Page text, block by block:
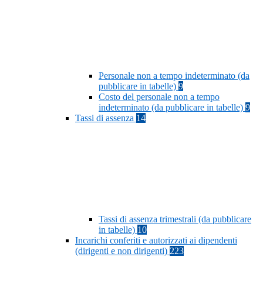
Personale non a tempo indeterminato (da
pubblicare in tabelle) 9
Costo del personale non a tempo
indeterminato (da pubblicare in tabelle) 9
Tassi di assenza 14
Tassi di assenza trimestrali (da pubblicare
in tabelle) 10
Incarichi conferiti e autorizzati ai dipendenti
(dirigenti e non dirigenti) 223